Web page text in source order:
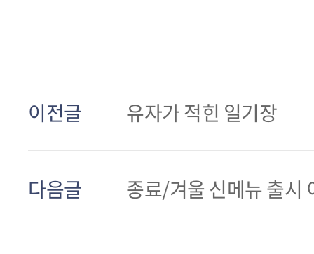
이전글 유자가 적힌 일기장
다음글 종료/겨울 신메뉴 출시